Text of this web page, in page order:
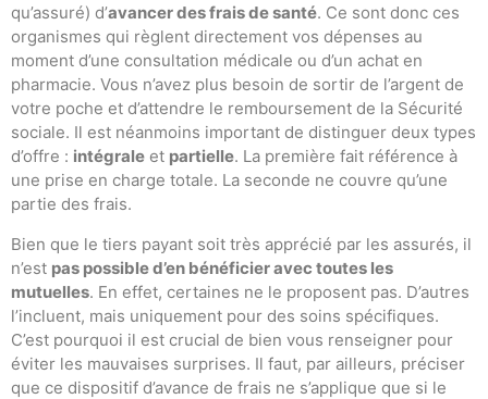
qu’assuré) d’avancer des frais de santé. Ce sont donc ces
organismes qui règlent directement vos dépenses au
moment d’une consultation médicale ou d’un achat en
pharmacie. Vous n’avez plus besoin de sortir de l’argent de
votre poche et d’attendre le remboursement de la Sécurité
sociale. Il est néanmoins important de distinguer deux types
d’offre : intégrale et partielle. La première fait référence à
une prise en charge totale. La seconde ne couvre qu’une
partie des frais.
Bien que le tiers payant soit très apprécié par les assurés, il
n’est pas possible d’en bénéficier avec toutes les
mutuelles. En effet, certaines ne le proposent pas. D’autres
l’incluent, mais uniquement pour des soins spécifiques.
C’est pourquoi il est crucial de bien vous renseigner pour
éviter les mauvaises surprises. Il faut, par ailleurs, préciser
que ce dispositif d’avance de frais ne s’applique que si le